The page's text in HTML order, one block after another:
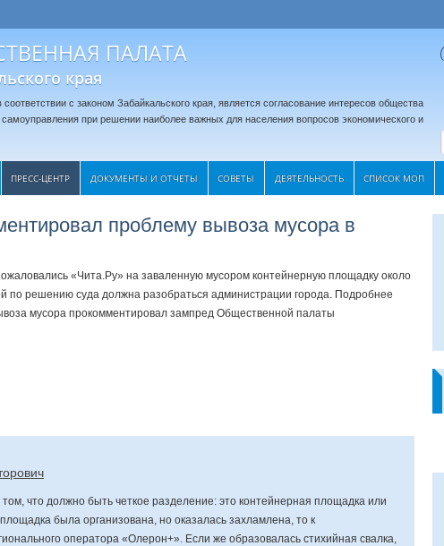
ПАЛАТА
края
с законом Забайкальского края, является согласование интересов общества
самоуправления при решении наиболее важных для населения вопросов экономического и
ПРЕСС-ЦЕНТР ДОКУМЕНТЫ И ОТЧЕТЫ CОВЕТЫ ДЕЯТЕЛЬНОСТЬ СПИСОК МОП
проблему вывоза мусора в
«Чита.Ру» на заваленную мусором контейнерную площадку около
по решению суда должна разобраться администрации города. Подробнее
мусора прокомментировал зампред Общественной палаты
что должно быть четкое разделение: это контейнерная площадка или
была организована, но оказалась захламлена, то к
оператора «Олерон+». Если же образовалась стихийная свалка,